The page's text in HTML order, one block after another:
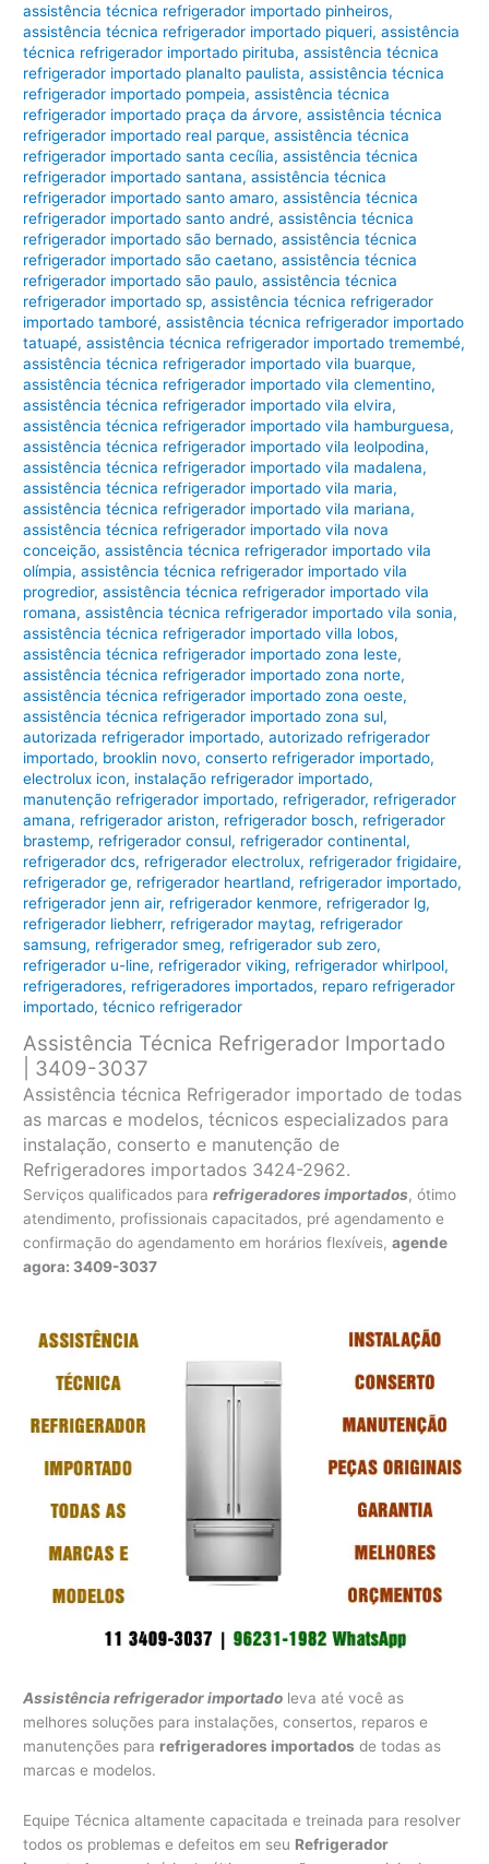
assistência técnica refrigerador importado pinheiros,
assistência técnica refrigerador importado piqueri,assistência
técnica refrigerador importado pirituba,assistência técnica
refrigerador importado planalto paulista,assistência técnica
refrigerador importado pompeia,assistência técnica
refrigerador importado praça da árvore,assistência técnica
refrigerador importado real parque,assistência técnica
refrigerador importado santa cecília,assistência técnica
refrigerador importado santana,assistência técnica
refrigerador importado santo amaro,assistência técnica
refrigerador importado santo andré,assistência técnica
refrigerador importado são bernado,assistência técnica
refrigerador importado são caetano,assistência técnica
refrigerador importado são paulo,assistência técnica
refrigerador importado sp,assistência técnica refrigerador
importado tamboré,assistência técnica refrigerador importado
tatuapé,assistência técnica refrigerador importado tremembé,
assistência técnica refrigerador importado vila buarque,
assistência técnica refrigerador importado vila clementino,
assistência técnica refrigerador importado vila elvira,
assistência técnica refrigerador importado vila hamburguesa,
assistência técnica refrigerador importado vila leolpodina,
assistência técnica refrigerador importado vila madalena,
assistência técnica refrigerador importado vila maria,
assistência técnica refrigerador importado vila mariana,
assistência técnica refrigerador importado vila nova
conceição,assistência técnica refrigerador importado vila
olímpia,assistência técnica refrigerador importado vila
progredior,assistência técnica refrigerador importado vila
romana,assistência técnica refrigerador importado vila sonia,
assistência técnica refrigerador importado villa lobos,
assistência técnica refrigerador importado zona leste,
assistência técnica refrigerador importado zona norte,
assistência técnica refrigerador importado zona oeste,
assistência técnica refrigerador importado zona sul,
autorizada refrigerador importado,autorizado refrigerador
importado, brooklin novo,conserto refrigerador importado,
electrolux icon, instalação refrigerador importado,
manutenção refrigerador importado, refrigerador, refrigerador
amana, refrigerador ariston, refrigerador bosch, refrigerador
brastemp, refrigerador consul, refrigerador continental,
refrigerador dcs, refrigerador electrolux, refrigerador frigidaire,
refrigerador ge, refrigerador heartland, refrigerador importado,
refrigerador jenn air, refrigerador kenmore, refrigerador lg,
refrigerador liebherr, refrigerador maytag, refrigerador
samsung, refrigerador smeg, refrigerador sub zero,
refrigerador u-line, refrigerador viking, refrigerador whirlpool,
refrigeradores, refrigeradores importados, reparo refrigerador
importado,técnico refrigerador
Assistência Técnica Refrigerador Importado
| 3409-3037
Assistência técnica Refrigerador importado de todas
as marcas e modelos, técnicos especializados para
instalação, conserto e manutenção de
Refrigeradores importados 3424-2962.
Serviços qualificados pararefrigeradores importados, ótimo
atendimento, profissionais capacitados, pré agendamento e
confirmação do agendamento em horários flexíveis,agende
agora: 3409-3037
Assistência refrigerador importado leva até você as
melhores soluções para instalações, consertos, reparos e
manutenções para refrigeradores importados de todas as
marcas e modelos.
Equipe Técnica altamente capacitada e treinada para resolver
todos os problemas e defeitos em seu Refrigerador